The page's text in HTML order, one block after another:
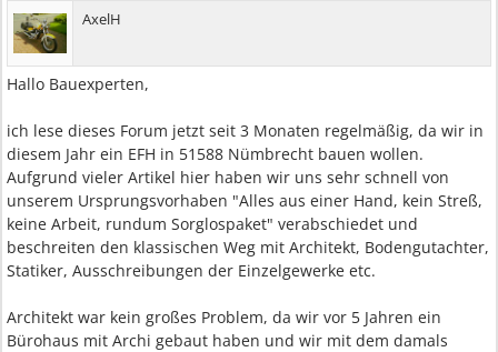
AxelH
Hallo Bauexperten,
ich lese dieses Forum jetzt seit 3 Monaten regelmäßig, da wir in
diesem Jahr ein EFH in 51588 Nümbrecht bauen wollen.
Aufgrund vieler Artikel hier haben wir uns sehr schnell von
unserem Ursprungsvorhaben "Alles aus einer Hand, kein Streß,
keine Arbeit, rundum Sorglospaket" verabschiedet und
beschreiten den klassischen Weg mit Architekt, Bodengutachter,
Statiker, Ausschreibungen der Einzelgewerke etc.
Architekt war kein großes Problem, da wir vor 5 Jahren ein
Bürohaus mit Archi gebaut haben und wir mit dem damals